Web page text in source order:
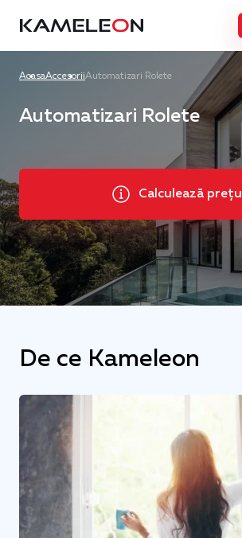
AcasaAccesoriiAutomatizari Rolete
Automatizari Rolete
Calculează prețul
De ce Kameleon